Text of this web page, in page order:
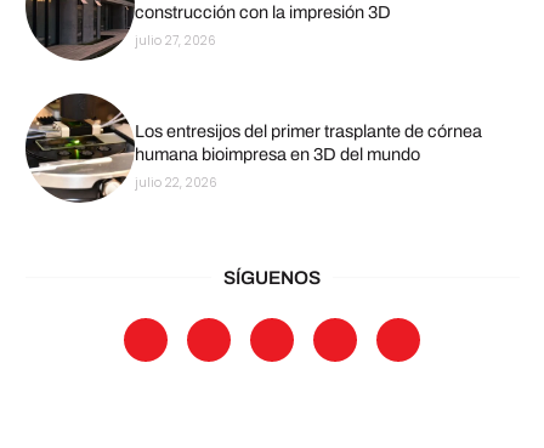
construcción con la impresión 3D
julio 27, 2026
Los entresijos del primer trasplante de córnea
humana bioimpresa en 3D del mundo
julio 22, 2026
SÍGUENOS